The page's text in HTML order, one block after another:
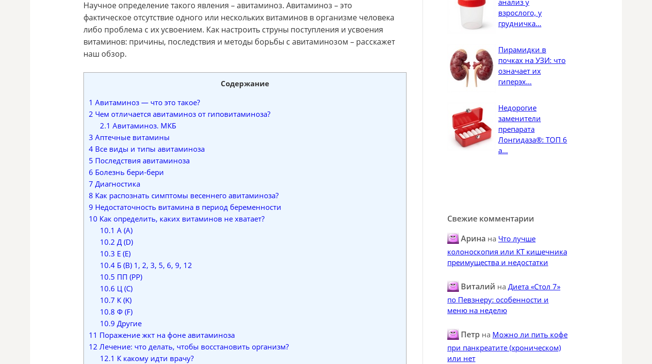
Научное определение такого явления – авитаминоз. Авитаминоз – это
фактическое отсутствие одного или нескольких витаминов в организме человека
либо проблема с их усвоением. Как настроить струны поступления и усвоения
витаминов: причины, последствия и методы борьбы с авитаминозом – расскажет
наш обзор.
Содержание
1 Авитаминоз — что это такое?
2 Чем отличается авитаминоз от гиповитаминоза?
2.1 Авитаминоз. МКБ
3 Аптечные витамины
4 Все виды и типы авитаминоза
5 Последствия авитаминоза
6 Болезнь бери-бери
7 Диагностика
8 Как распознать симптомы весеннего авитаминоза?
9 Недостаточность витамина в период беременности
10 Как определить, каких витаминов не хватает?
10.1 А (A)
10.2 Д (D)
10.3 Е (E)
10.4Б (B) 1, 2, 3, 5, 6, 9, 12
10.5 ПП (PP)
10.6 Ц (C)
10.7 К (K)
10.8 Ф (F)
10.9 Другие
11 Поражение жкт на фоне авитаминоза
12 Лечение: что делать, чтобы восстановить организм?
12.1 К какому идти врачу?
анализ у
взрослого, у
грудничка...
Пирамидки в
почках на УЗИ: что
означает их
гиперэх...
Недорогие
заменители
препарата
Лонгидаза®: ТОП 6
а...
Свежие комментарии
Арина на Что лучше
колоноскопия или КТ кишечника
преимущества и недостатки
Виталий на Диета «Стол 7»
по Певзнеру: особенности и
меню на неделю
Петр на Можно ли пить кофе
при панкреатите (хроническом)
или нет